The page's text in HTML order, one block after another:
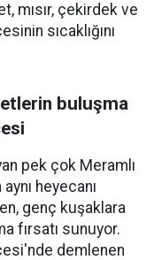
mısır, çekirdek ve
sıcaklığını
buluşma
pek çok Meramlı
heyecanı
genç kuşaklara
fırsatı sunuyor.
demlenen